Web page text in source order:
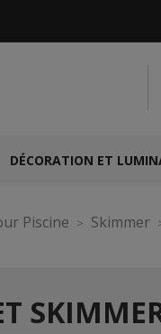
DÉCORATION ET
Piscine Skimmer